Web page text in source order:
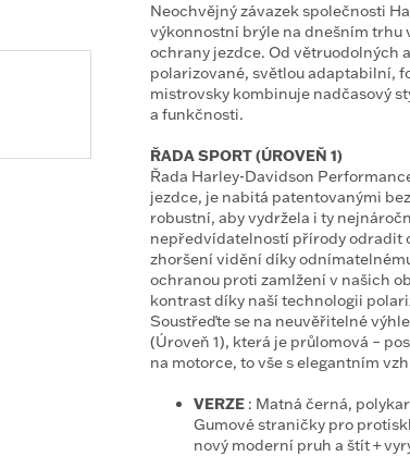
Neochvějný závazek společnosti
výkonnostní brýle na dnešním trhu
ochrany jezdce. Od větruodolných
polarizované, světlou adaptabilní,
mistrovsky kombinuje nadčasový
a funkčnosti.
ŘADA SPORT (ÚROVEŇ 1)
Řada Harley-Davidson
jezdce, je nabitá patentovanými
robustní, aby vydržela i ty
nepředvídatelností přírody odradit
zhoršení vidění díky
ochranou proti zamlžení v našich
kontrast díky naší technologii
Soustřeďte se na neuvěřitelné
(Úroveň 1), která je průlomová –
na motorce, to vše s elegantním
VERZE : Matná černá,
Gumové straničky pro
nový moderní pruh a štít +